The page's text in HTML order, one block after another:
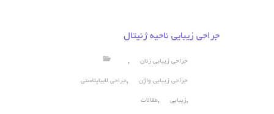
جراحی زیبایی ناحیه ژنیتال
جراحی زیبایی زنان ,
جراحی زیبایی واژن ,جراحی لابیاپلاستی
,زیبایی ,مقالات